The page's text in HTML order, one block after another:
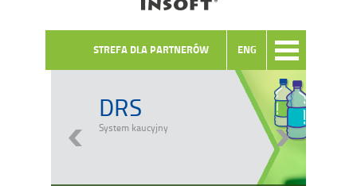
ENG
STREFA DLA PARTNERÓW
DRS
System kaucyjny